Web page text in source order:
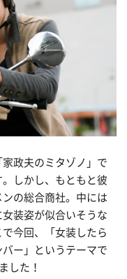
政夫のミタゾノ」で
しかし、もともと彼
の総合商社。中には
装姿が似合いそうな
で今回、「女装したら
ー」というテーマで
した！